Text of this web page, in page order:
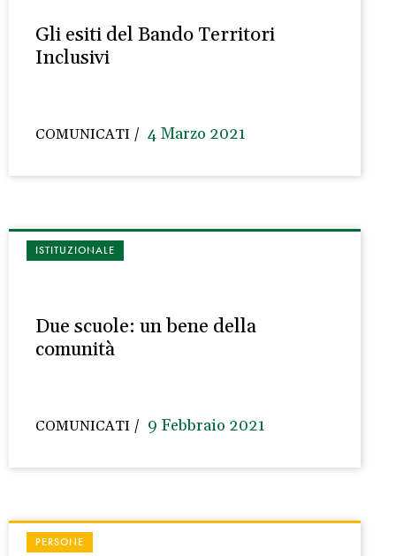
Gli esiti del Bando Territori
Inclusivi
COMUNICATI 4 Marzo 2021
ISTITUZIONALE
Due scuole: un bene della
comunità
COMUNICATI 9 Febbraio 2021
PERSONE